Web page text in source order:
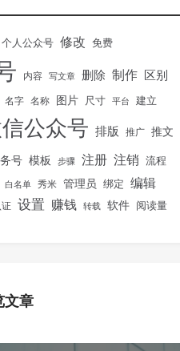
个人公众号 修改 免费
内容 写文章 删除 制作 区别
名字 名称 图片 尺寸 平台 建立
公众号 排版 推广 推文
号 模板 步骤 注册 注销 流程
白名单 秀米 管理员 绑定 编辑
设置 赚钱 转载 软件 阅读量
文章